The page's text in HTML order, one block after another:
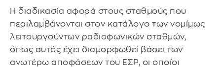
Η διαδικασία αφορά στους σταθμούς που
περιλαμβάνονται στον κατάλογο των νομίμως
λειτουργούντων ραδιοφωνικών σταθμών,
όπως αυτός έχει διαμορφωθεί βάσει των
ανωτέρω αποφάσεων του ΕΣΡ, οι οποίοι